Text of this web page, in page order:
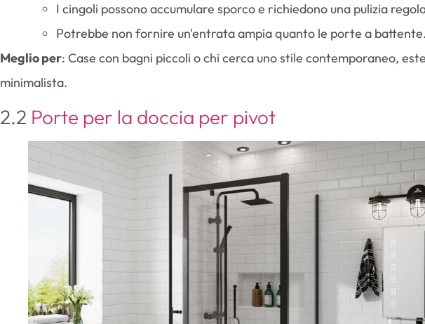
I cingoli possono accumulare sporco e richiedono una pulizia
Potrebbe non fornire un'entrata ampia quanto le porte a battente.
Meglio per: Case con bagni piccoli o chi cerca uno stile contemporaneo,
minimalista.
2.2 Porte per la doccia per pivot